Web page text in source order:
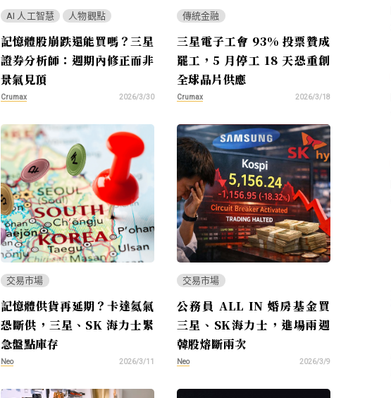
AI 人工智慧 人物觀點
記憶體股崩跌還能買嗎？三星
證券分析師：週期內修正而非
景氣見頂
Crumax 2026/3/30
傳統金融
三星電子工會 93% 投票贊成
罷工，5 月停工 18 天恐重創
全球晶片供應
Crumax 2026/3/18
交易市場
記憶體供貨再延期？卡達氦氣
恐斷供，三星、SK 海力士緊
急盤點庫存
Neo 2026/3/11
交易市場
公務員 ALL IN 婚房基金買
三星、SK海力士，進場兩週
韓股熔斷兩次
Neo 2026/3/9